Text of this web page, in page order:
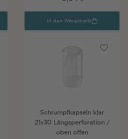
In den Warenkorb
Schrumpfkapseln klar
21x30 Längsperforation /
oben offen